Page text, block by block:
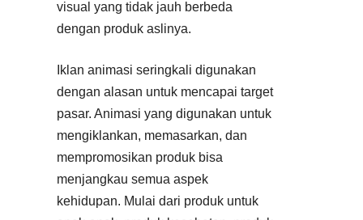
visual yang tidak jauh berbeda
dengan produk aslinya.
Iklan animasi seringkali digunakan
dengan alasan untuk mencapai target
pasar. Animasi yang digunakan untuk
mengiklankan, memasarkan, dan
mempromosikan produk bisa
menjangkau semua aspek
kehidupan. Mulai dari produk untuk